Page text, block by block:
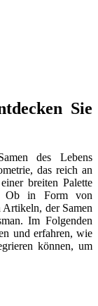
Sie
des Lebens
das reich an
breiten Palette
Ob in Form von
der Samen
Im Folgenden
und erfahren, wie
können, um